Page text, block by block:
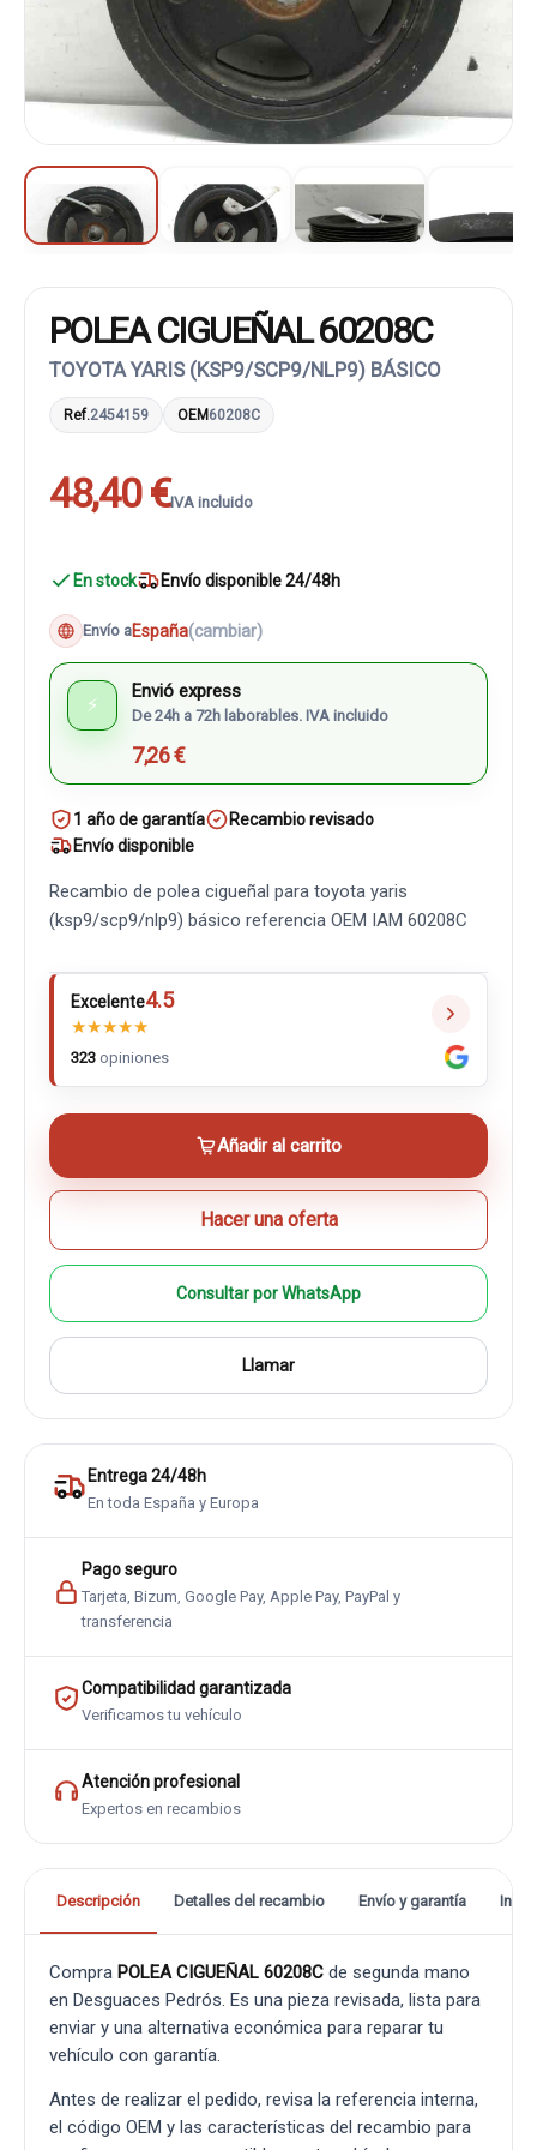
POLEA CIGUEÑAL 60208C
TOYOTA YARIS (KSP9/SCP9/NLP9) BÁSICO
Ref.2454159 OEM60208C
48,40 €IVA incluido
En stock Envío disponible 24/48h
Envío aEspaña(cambiar)
⚡
Envió express
De 24h a 72h laborables. IVA incluido
7,26 €
1 año de garantía
Recambio revisado
Envío disponible
Recambio de polea cigueñal para toyota yaris
(ksp9/scp9/nlp9) básico referencia OEM IAM 60208C
Excelente4.5
★★★★★
323 opiniones
Añadir al carrito
Hacer una oferta
Consultar por WhatsApp
Llamar
Entrega 24/48h
En toda España y Europa
Pago seguro
Tarjeta, Bizum, Google Pay, Apple Pay, PayPal y
transferencia
Compatibilidad garantizada
Verificamos tu vehículo
Atención profesional
Expertos en recambios
Descripción Detalles del recambio Envío y garantía
Compra POLEA CIGUEÑAL 60208C de segunda mano
en Desguaces Pedrós. Es una pieza revisada, lista para
enviar y una alternativa económica para reparar tu
vehículo con garantía.
Antes de realizar el pedido, revisa la referencia interna,
el código OEM y las características del recambio para